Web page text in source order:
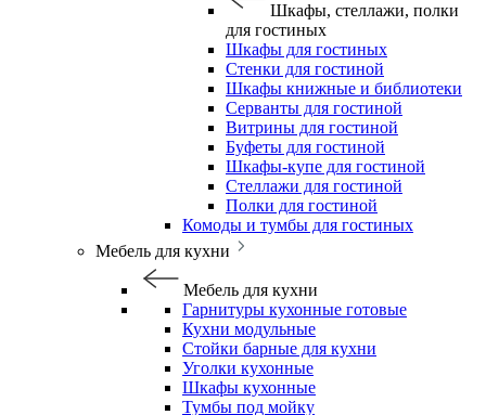
Шкафы, стеллажи, полки
для гостиных
Шкафы для гостиных
Стенки для гостиной
Шкафы книжные и библиотеки
Серванты для гостиной
Витрины для гостиной
Буфеты для гостиной
Шкафы-купе для гостиной
Стеллажи для гостиной
Полки для гостиной
Комоды и тумбы для гостиных
Мебель для кухни
Мебель для кухни
Гарнитуры кухонные готовые
Кухни модульные
Стойки барные для кухни
Уголки кухонные
Шкафы кухонные
Тумбы под мойку